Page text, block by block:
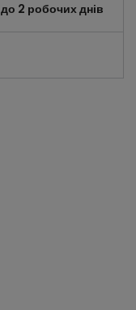
до 2 робочих днів